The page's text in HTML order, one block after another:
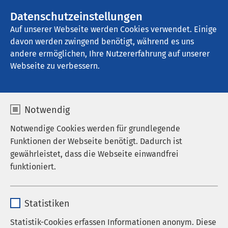
Datenschutzeinstellungen
Auf unserer Webseite werden Cookies verwendet. Einige
davon werden zwingend benötigt, während es uns
andere ermöglichen, Ihre Nutzererfahrung auf unserer
Webseite zu verbessern.
Notwendig
Notwendige Cookies werden für grundlegende
Funktionen der Webseite benötigt. Dadurch ist
gewährleistet, dass die Webseite einwandfrei
funktioniert.
Anbieter sgalinski
Statistiken
Statistik-Cookies erfassen Informationen anonym. Diese
AMEOS Klinikum Bad Aussee
Podaci i činjenice (Daten
und Fakten)
AMEOS klinika je akutna bolnica za psihosomatske
bolesti i psihoterapiju sa ukupno 100 kreveta. Na
klinici se liječi preko 1.200 pacijenata godišnje, i to
na najvišem medicinskom nivou, osigurano
bliskom suradnjom sa medicinskim fakultetom u